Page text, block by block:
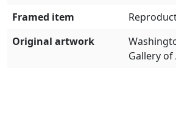
Framed item
Original artwork
Gallery of